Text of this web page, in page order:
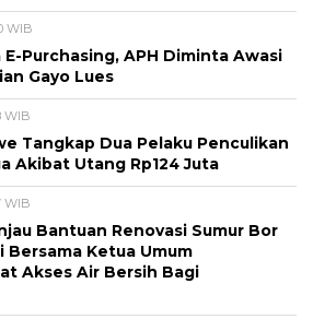
WIB
Purchasing, APH Diminta Awasi
Gayo Lues
WIB
Tangkap Dua Pelaku Penculikan
Akibat Utang Rp124 Juta
WIB
Bantuan Renovasi Sumur Bor
Bersama Ketua Umum
Akses Air Bersih Bagi